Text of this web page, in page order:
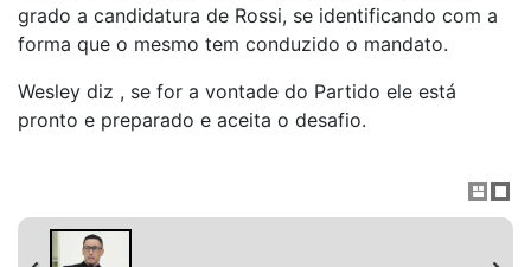
grado a candidatura de Rossi, se identificando com a
forma que o mesmo tem conduzido o mandato.
Wesley diz , se for a vontade do Partido ele está
pronto e preparado e aceita o desafio.